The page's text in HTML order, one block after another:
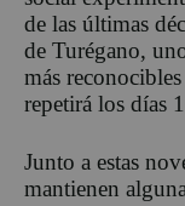
de las últimas
de Turégano,
más
repetirá los días
Junto a estas
mantienen